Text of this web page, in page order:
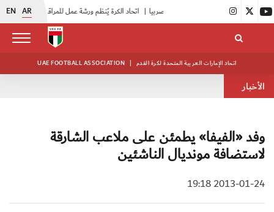
EN AR
|
UAE FOOTBALL ASSOCIATION | اتحاد الإمارات العربية المتحدة لكرة القدم
الأخبار
وفد «الفيفا» يطمئن على ملاعب الشارقة
لاستضافة مونديال الناشئين
2013-01-24 19:18